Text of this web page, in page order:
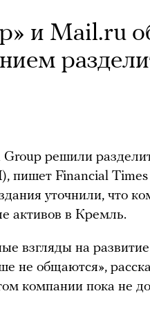
и Mail.ru
решили
пишет Financial
уточнили, что
активов в Кремль.
взгляды на
не общаются»,
компании пока не